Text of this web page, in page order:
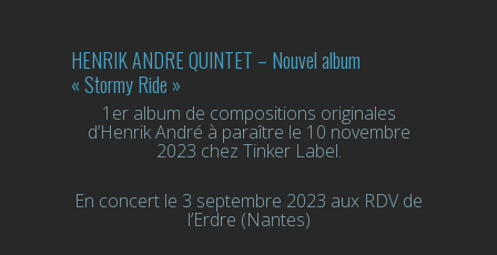
HENRIK ANDRE QUINTET – Nouvel album
« Stormy Ride »
1er album de compositions originales
d’Henrik André à paraître le 10 novembre
2023 chez Tinker Label.
En concert le 3 septembre 2023 aux RDV de
l’Erdre (Nantes)